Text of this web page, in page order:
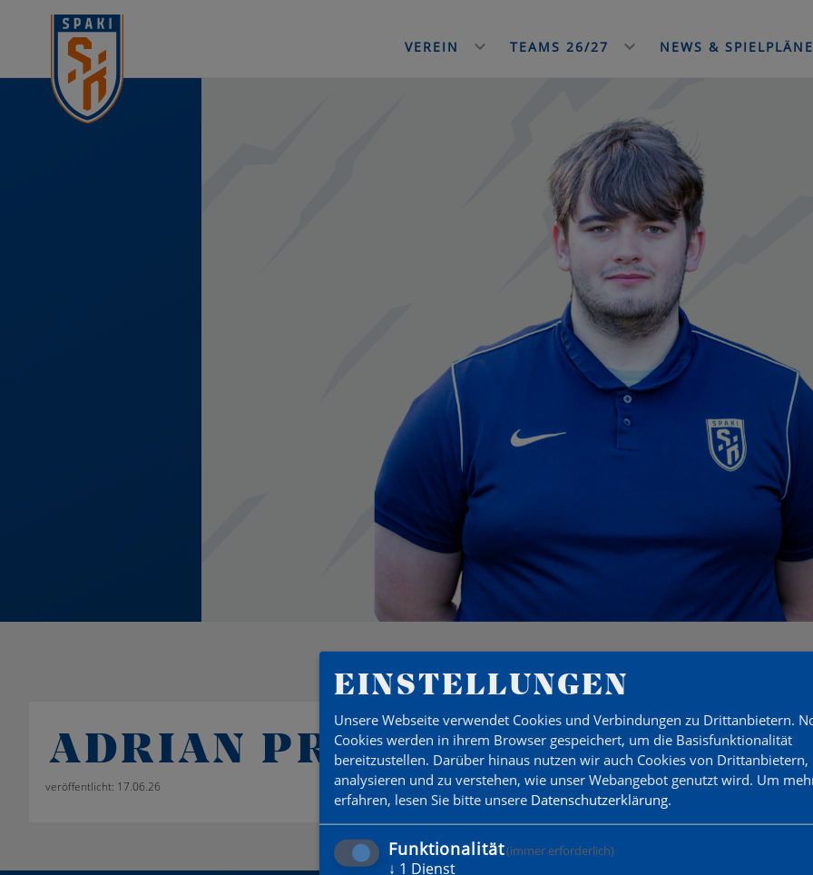
VEREIN TEAMS 26/27 NEWS &
ADRIAN PROHM
veröffentlicht: 17.06.26
EINSTELLUNGEN
Unsere Webseite verwendet Cookies und Verbindungen zu Drittanbietern.
Cookies werden in ihrem Browser gespeichert, um die Basisfunktionalität
bereitzustellen. Darüber hinaus nutzen wir auch Cookies von Drittanbietern,
analysieren und zu verstehen, wie unser Webangebot genutzt wird. Um
erfahren, lesen Sie bitte unsere Datenschutzerklärung.
Funktionalität(immer erforderlich)
↓ 1 Dienst